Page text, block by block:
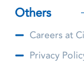
Others
Careers at
Privacy